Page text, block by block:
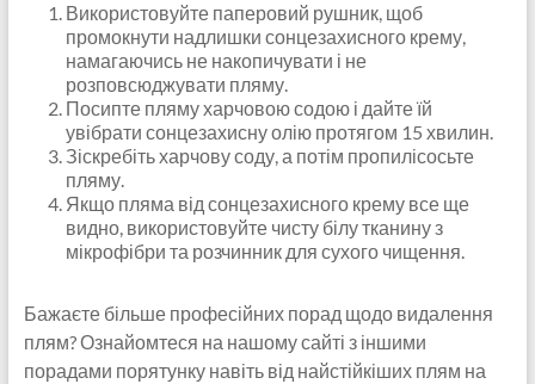
Використовуйте паперовий рушник, щоб
промокнути надлишки сонцезахисного крему,
намагаючись не накопичувати і не
розповсюджувати пляму.
Посипте пляму харчовою содою і дайте їй
увібрати сонцезахисну олію протягом 15 хвилин.
Зіскребіть харчову соду, а потім пропилісосьте
пляму.
Якщо пляма від сонцезахисного крему все ще
видно, використовуйте чисту білу тканину з
мікрофібри та розчинник для сухого чищення.
Бажаєте більше професійних порад щодо видалення
плям? Ознайомтеся на нашому сайті з іншими
порадами порятунку навіть від найстійкіших плям на